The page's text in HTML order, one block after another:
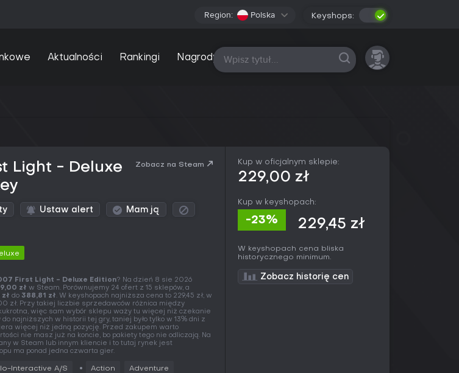
Region: Polska Keyshops:
Aktualności Rankingi Nagrody Wszystkie platformy
Light - Deluxe
Zobacz na Steam
Ustaw alert Mam ją
First Light - Deluxe Edition? Na dzień 8 sie 2026
zł w Steam. Porównujemy 24 ofert z 15 sklepów, a
do 388,81 zł. W keyshopach najniższa cena to 229,45 zł, w
zł. Przy takiej liczbie sprzedawców różnica między
więc sam wybór sklepu waży tu więcej niż czekanie
najniższych w historii tej gry, taniej było tylko w 13% dni z
więcej niż jedną pozycję. Przed zakupem warto
nie masz już na koncie, bo pakiety tego nie odliczają. Na
w Steam lub innym kliencie i to tutaj rynek jest
ma ponad jedna czwarta gier.
Io-Interactive A/S Action Adventure
Kup w oficjalnym sklepie:
229,00 zł
Kup w keyshopach:
-23% 229,45 zł
W keyshopach cena bliska
historycznego minimum.
Zobacz historię cen